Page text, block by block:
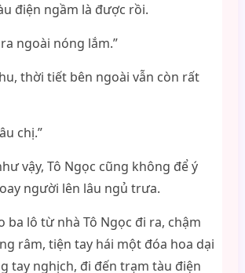
điện ngầm là được rồi.
ngoài nóng lắm.”
thời tiết bên ngoài vẫn còn rất
chị.”
vậy, Tô Ngọc cũng không để ý
người lên lâu ngủ trưa.
ba lô từ nhà Tô Ngọc đi ra, chậm
râm, tiện tay hái một đóa hoa dại
tay nghịch, đi đến trạm tàu điện